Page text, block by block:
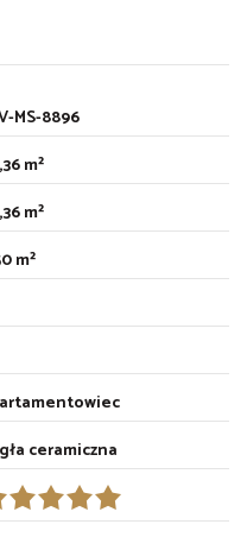
MS-8896
m²
m²
m²
ceramiczna